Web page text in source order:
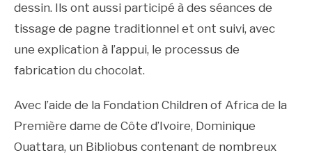
dessin. Ils ont aussi participé à des séances de
tissage de pagne traditionnel et ont suivi, avec
une explication à l’appui, le processus de
fabrication du chocolat.
Avec l’aide de la Fondation Children of Africa de la
Première dame de Côte d’Ivoire, Dominique
Ouattara, un Bibliobus contenant de nombreux